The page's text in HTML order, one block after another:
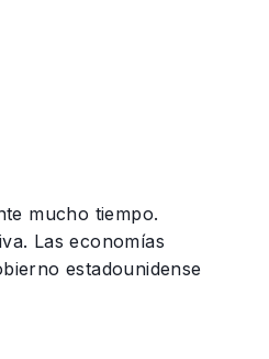
mucho tiempo.
Las economías
estadounidense